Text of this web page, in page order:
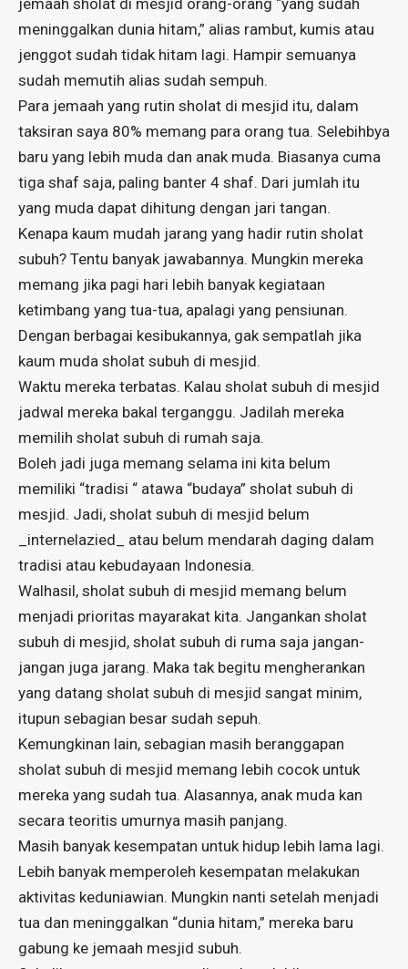
jemaah sholat di mesjid orang-orang “yang sudah
meninggalkan dunia hitam,” alias rambut, kumis atau
jenggot sudah tidak hitam lagi. Hampir semuanya
sudah memutih alias sudah sempuh.
Para jemaah yang rutin sholat di mesjid itu, dalam
taksiran saya 80% memang para orang tua. Selebihbya
baru yang lebih muda dan anak muda. Biasanya cuma
tiga shaf saja, paling banter 4 shaf. Dari jumlah itu
yang muda dapat dihitung dengan jari tangan.
Kenapa kaum mudah jarang yang hadir rutin sholat
subuh? Tentu banyak jawabannya. Mungkin mereka
memang jika pagi hari lebih banyak kegiataan
ketimbang yang tua-tua, apalagi yang pensiunan.
Dengan berbagai kesibukannya, gak sempatlah jika
kaum muda sholat subuh di mesjid.
Waktu mereka terbatas. Kalau sholat subuh di mesjid
jadwal mereka bakal terganggu. Jadilah mereka
memilih sholat subuh di rumah saja.
Boleh jadi juga memang selama ini kita belum
memiliki “tradisi “ atawa “budaya” sholat subuh di
mesjid. Jadi, sholat subuh di mesjid belum
_internelazied_ atau belum mendarah daging dalam
tradisi atau kebudayaan Indonesia.
Walhasil, sholat subuh di mesjid memang belum
menjadi prioritas mayarakat kita. Jangankan sholat
subuh di mesjid, sholat subuh di ruma saja jangan-
jangan juga jarang. Maka tak begitu mengherankan
yang datang sholat subuh di mesjid sangat minim,
itupun sebagian besar sudah sepuh.
Kemungkinan lain, sebagian masih beranggapan
sholat subuh di mesjid memang lebih cocok untuk
mereka yang sudah tua. Alasannya, anak muda kan
secara teoritis umurnya masih panjang.
Masih banyak kesempatan untuk hidup lebih lama lagi.
Lebih banyak memperoleh kesempatan melakukan
aktivitas keduniawian. Mungkin nanti setelah menjadi
tua dan meninggalkan “dunia hitam,” mereka baru
gabung ke jemaah mesjid subuh.